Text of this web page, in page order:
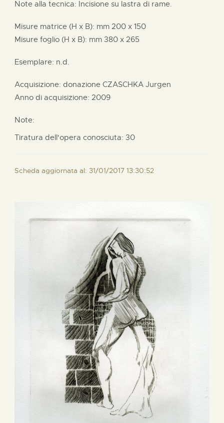
Note alla tecnica: Incisione su lastra di rame.
Misure matrice (H x B): mm 200 x 150
Misure foglio (H x B): mm 380 x 265
Esemplare: n.d.
Acquisizione: donazione CZASCHKA Jurgen
Anno di acquisizione: 2009
Note:
Tiratura dell'opera conosciuta: 30
Scheda aggiornata al: 31/01/2017 13:30:52